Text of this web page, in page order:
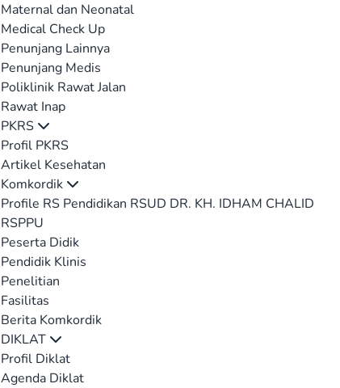
Maternal dan Neonatal
Medical Check Up
Penunjang Lainnya
Penunjang Medis
Poliklinik Rawat Jalan
Rawat Inap
PKRS
Profil PKRS
Artikel Kesehatan
Komkordik
Profile RS Pendidikan RSUD DR. KH. IDHAM CHALID
RSPPU
Peserta Didik
Pendidik Klinis
Penelitian
Fasilitas
Berita Komkordik
DIKLAT
Profil Diklat
Agenda Diklat